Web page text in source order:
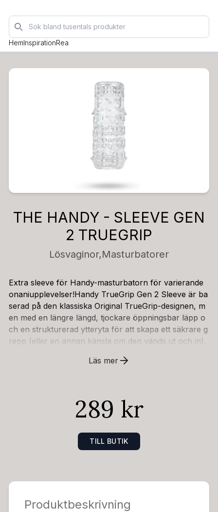
Sök
HemInspirationRea
THE HANDY - SLEEVE GEN
2 TRUEGRIP
Lösvaginor,Masturbatorer
Extra sleeve för Handy-masturbatorn för varierande
onaniupplevelser!Handy TrueGrip Gen 2 Sleeve är ba
serad på den klassiska Original TrueGrip-designen, m
en med en längre längd, tjockare öppningsbar läpp o
ch en strukturerad ytteryta för att skapa ett säkrare g
repp (eller en annan känsla om den vänds ut och in).
bbelhandsgrepp, vilket skapar fler möjligheter om den
Läs mer
289 kr
TILL BUTIK
Produktbeskrivning